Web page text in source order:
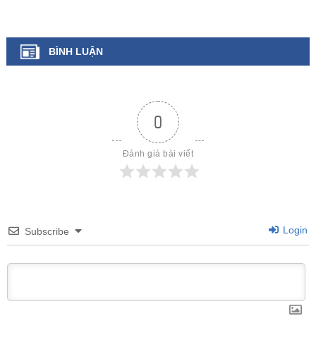
BÌNH LUẬN
0
Đánh giá bài viết
Subscribe Login